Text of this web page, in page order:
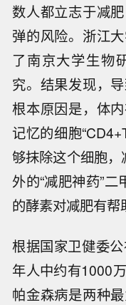
数人都立志于减
弹的风险。浙江
了南京大学生物
究。结果发现，
根本原因是，体
记忆的细胞
够抹除这个细胞，
外的“减肥神药”
的酵素对减肥有帮
根据国家卫健委
年人中约有1000
帕金森病是两种